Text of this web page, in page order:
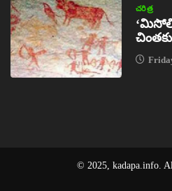
చరిత్ర
© 2025, kadapa.info.